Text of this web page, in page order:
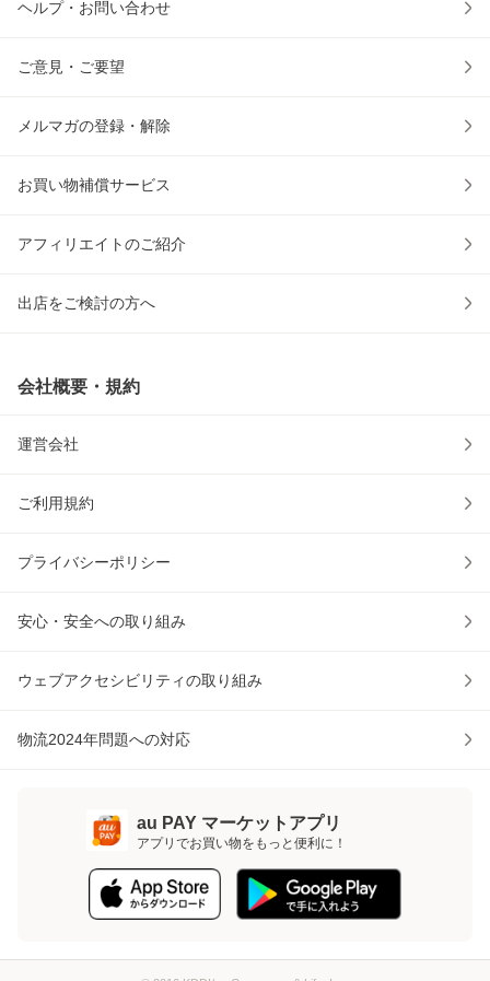
ヘルプ・お問い合わせ
ご意見・ご要望
メルマガの登録・解除
お買い物補償サービス
アフィリエイトのご紹介
出店をご検討の方へ
会社概要・規約
運営会社
ご利用規約
プライバシーポリシー
安心・安全への取り組み
ウェブアクセシビリティの取り組み
物流2024年問題への対応
au PAY マーケットアプリ
アプリでお買い物をもっと便利に！